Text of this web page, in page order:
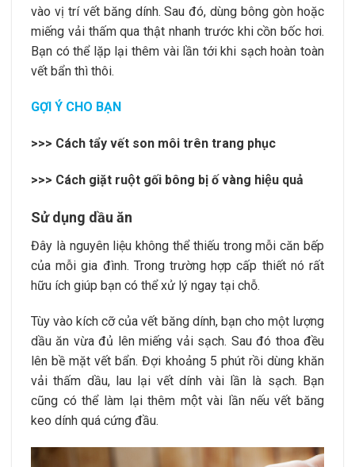
vào vị trí vết băng dính. Sau đó, dùng bông gòn hoặc
miếng vải thấm qua thật nhanh trước khi cồn bốc hơi.
Bạn có thể lặp lại thêm vài lần tới khi sạch hoàn toàn
vết bẩn thì thôi.
GỢI Ý CHO BẠN
>>> Cách tẩy vết son môi trên trang phục
>>> Cách giặt ruột gối bông bị ố vàng hiệu quả
Sử dụng dầu ăn
Đây là nguyên liệu không thể thiếu trong mỗi căn bếp
của mỗi gia đình. Trong trường hợp cấp thiết nó rất
hữu ích giúp bạn có thể xử lý ngay tại chỗ.
Tùy vào kích cỡ của vết băng dính, bạn cho một lượng
dầu ăn vừa đủ lên miếng vải sạch. Sau đó thoa đều
lên bề mặt vết bẩn. Đợi khoảng 5 phút rồi dùng khăn
vải thấm dầu, lau lại vết dính vài lần là sạch. Bạn
cũng có thể làm lại thêm một vài lần nếu vết băng
keo dính quá cứng đầu.